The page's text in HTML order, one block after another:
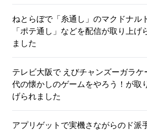
ねとらぼで「糸通し」のマクドナル
「ポテ通し」などを配信が取り上げ
ました
テレビ大阪で えびチャンズーガラケ
代の懐かしのゲームをやろう！が取
げられました
アプリゲットで実機さながらのド派